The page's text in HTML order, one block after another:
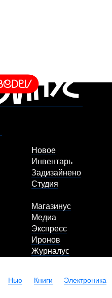
Новое
Инвентарь
Задизайнено
Студия
Магазинус
Медиа
Экспресс
Иронов
Журналус
Нью Книги Электроника